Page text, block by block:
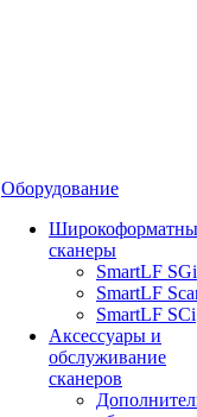
Оборудование
сканеры
SmartLF SGi
SmartLF
SmartLF SCi
Аксессуары и
обслуживание
сканеров